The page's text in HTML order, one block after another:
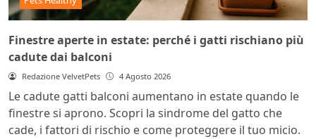
Finestre aperte in estate: perché i gatti rischiano più
cadute dai balconi
Redazione VelvetPets 4 Agosto 2026
Le cadute gatti balconi aumentano in estate quando le
finestre si aprono. Scopri la sindrome del gatto che
cade, i fattori di rischio e come proteggere il tuo micio.